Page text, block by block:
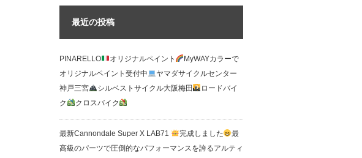
最近の投稿
PINARELLO オリジナルペイント
MyWAYカラーで
オリジナルペイント受付中
ヤマダサイクルセンター
神戸三宮
シルベストサイクル大阪梅田
ロードバイ
ク
クロスバイク
最新Cannondale Super X LAB71 完成しました
最
高級のパーツで圧倒的なパフォーマンスを誇るアルティ